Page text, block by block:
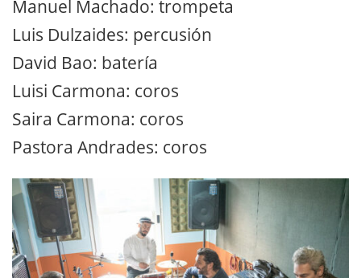
Manuel Machado: trompeta
Luis Dulzaides: percusión
David Bao: batería
Luisi Carmona: coros
Saira Carmona: coros
Pastora Andrades: coros